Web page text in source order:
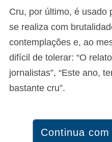
Cru, por último, é usado
se realiza com
contemplações e, ao
difícil de tolerar: “O
jornalistas”, “Este ano,
bastante cru”.
Continua